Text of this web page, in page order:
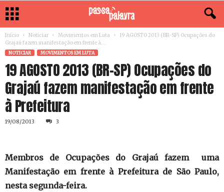
Início Noticiar Movimentos em Luta
19 AGOSTO 2013 (BR-SP) Ocupações do
Grajaú fazem manifestação em frente à...
NOTICIAR MOVIMENTOS EM LUTA
19 AGOSTO 2013 (BR-SP) Ocupações do
Grajaú fazem manifestação em frente
à Prefeitura
19/08/2013 3
Membros de Ocupações do Grajaú fazem uma
Manifestação em frente à Prefeitura de São Paulo,
nesta segunda-feira.